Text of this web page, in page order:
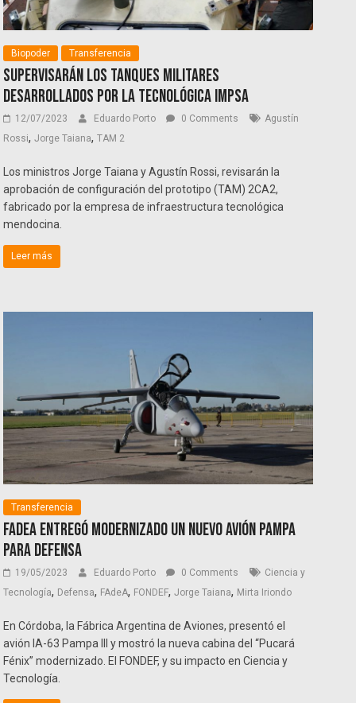
Biopoder Transferencia
Supervisarán los tanques militares
desarrollados por la tecnológica IMPSA
12/07/2023 Eduardo Porto 0 Comments
Agustín
Rossi,Jorge Taiana,TAM 2
Los ministros Jorge Taiana y Agustín Rossi, revisarán la
aprobación de configuración del prototipo (TAM) 2CA2,
fabricado por la empresa de infraestructura tecnológica
mendocina.
Leer más
Transferencia
FAdeA entregó modernizado un nuevo avión Pampa
para Defensa
19/05/2023 Eduardo Porto 0 Comments
Ciencia y
Tecnología, Defensa, FAdeA, FONDEF,Jorge Taiana, Mirta Iriondo
En Córdoba, la Fábrica Argentina de Aviones, presentó el
avión IA-63 Pampa III y mostró la nueva cabina del “Pucará
Fénix” modernizado. El FONDEF, y su impacto en Ciencia y
Tecnología.